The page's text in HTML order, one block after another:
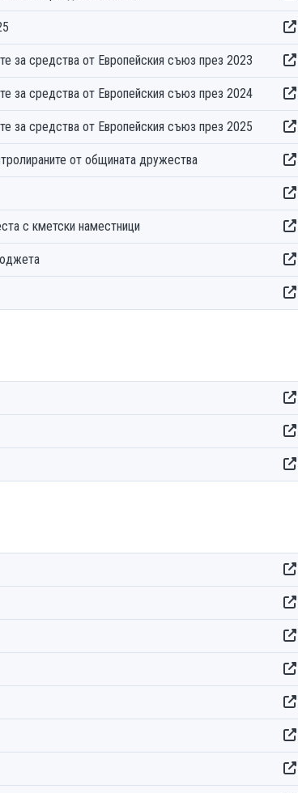
за средства от Европейския съюз през 2023
за средства от Европейския съюз през 2024
за средства от Европейския съюз през 2025
от общината дружества
с кметски наместници
от публично обсъждане на бюджета